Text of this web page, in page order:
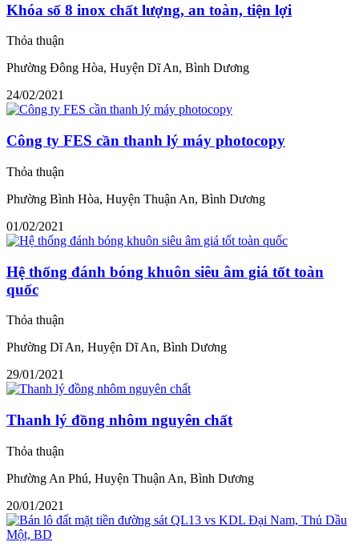
Khóa số 8 inox chất lượng, an toàn, tiện lợi
Thỏa thuận
Phường Đông Hòa, Huyện Dĩ An, Bình Dương
24/02/2021
Công ty FES cần thanh lý máy photocopy
Thỏa thuận
Phường Bình Hòa, Huyện Thuận An, Bình Dương
01/02/2021
Hệ thống đánh bóng khuôn siêu âm giá tốt toàn
quốc
Thỏa thuận
Phường Dĩ An, Huyện Dĩ An, Bình Dương
29/01/2021
Thanh lý đồng nhôm nguyên chất
Thỏa thuận
Phường An Phú, Huyện Thuận An, Bình Dương
20/01/2021